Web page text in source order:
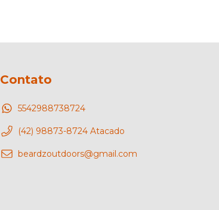
Contato
5542988738724
(42) 98873-8724 Atacado
beardzoutdoors@gmail.com